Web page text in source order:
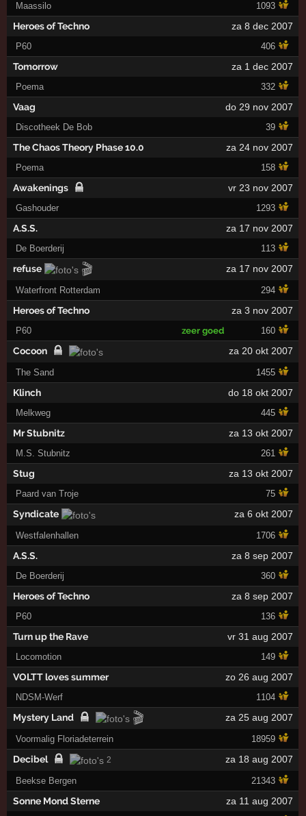
Maassilo 1093
Heroes of Techno za 8 dec 2007
P60 406
Tomorrow za 1 dec 2007
Poema 332
Vaag do 29 nov 2007
Discotheek De Bob 39
The Chaos Theory Phase 10.0 za 24 nov 2007
Poema 158
Awakenings vr 23 nov 2007
Gashouder 1293
A.S.S. za 17 nov 2007
De Boerderij 113
refuse 🎬 za 17 nov 2007
Waterfront Rotterdam 294
Heroes of Techno za 3 nov 2007
P60 zeer goed 160
Cocoon za 20 okt 2007
The Sand 1455
Klinch do 18 okt 2007
Melkweg 445
Mr Stubnitz za 13 okt 2007
M.S. Stubnitz 261
Stug za 13 okt 2007
Paard van Troje 75
Syndicate za 6 okt 2007
Westfalenhallen 1706
A.S.S. za 8 sep 2007
De Boerderij 360
Heroes of Techno za 8 sep 2007
P60 136
Turn up the Rave vr 31 aug 2007
Locomotion 149
VOLTT loves summer zo 26 aug 2007
NDSM-Werf 1104
Mystery Land 🎬 za 25 aug 2007
Voormalig Floriadeterrein 18959
Decibel 2 za 18 aug 2007
Beekse Bergen 21343
Sonne Mond Sterne za 11 aug 2007